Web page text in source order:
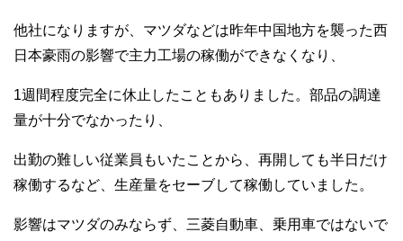
他社になりますが、マツダなどは昨年中国地方を襲った西
日本豪雨の影響で主力工場の稼働ができなくなり、
1週間程度完全に休止したこともありました。部品の調達
量が十分でなかったり、
出勤の難しい従業員もいたことから、再開しても半日だけ
稼働するなど、生産量をセーブして稼働していました。
影響はマツダのみならず、三菱自動車、乗用車ではないで